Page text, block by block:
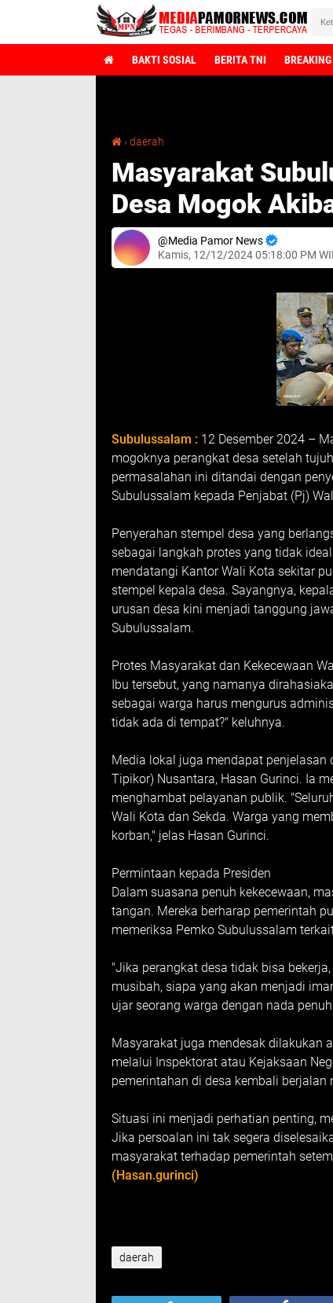
BAKTI SOSIAL BERITA TNI BREAKING
›daerah
Masyarakat
Desa Mogok
Media Pamor News
Kamis, 12/12/2024 05:18:00 PM
Subulussalam : 12 Desember 2024 –
mogoknya perangkat desa setelah
permasalahan ini ditandai dengan
Subulussalam kepada Penjabat (Pj)
Penyerahan stempel desa yang
sebagai langkah protes yang tidak
mendatangi Kantor Wali Kota sekitar
stempel kepala desa. Sayangnya,
urusan desa kini menjadi tanggung
Subulussalam.
Protes Masyarakat dan Kekecewaan
Ibu tersebut, yang namanya
sebagai warga harus mengurus
tidak ada di tempat?" keluhnya.
Media lokal juga mendapat penjelasan
Tipikor) Nusantara, Hasan Gurinci. Ia
menghambat pelayanan publik.
Wali Kota dan Sekda. Warga yang
korban," jelas Hasan Gurinci.
Permintaan kepada Presiden
Dalam suasana penuh kekecewaan,
tangan. Mereka berharap pemerintah
memeriksa Pemko Subulussalam
"Jika perangkat desa tidak bisa
musibah, siapa yang akan menjadi
ujar seorang warga dengan nada
Masyarakat juga mendesak dilakukan
melalui Inspektorat atau Kejaksaan
pemerintahan di desa kembali berjalan
Situasi ini menjadi perhatian penting,
Jika persoalan ini tak segera
masyarakat terhadap pemerintah
(Hasan.gurinci)
daerah